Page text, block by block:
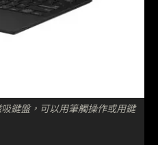
鍵盤，可以用筆觸操作或用鍵